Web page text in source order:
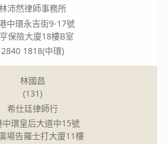
沛然律師事務所
中環永吉街9-17號
保險大廈18樓B室
2840 1818(中環)
林國昌
(131)
希仕廷律師行
中環皇后大道中15號
場告羅士打大廈11樓